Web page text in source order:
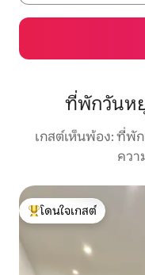
ที่พักวันห
เกสต์เห็นพ้อง: ที่พั
ควา
โดนใจเกสต์ที่สุด
โดนใจเกสต์